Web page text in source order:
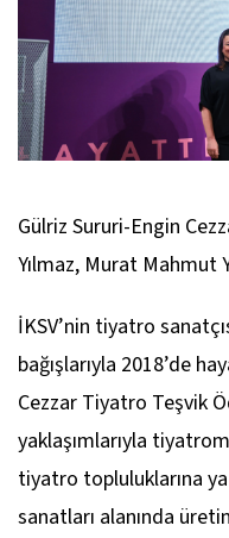
Gülriz Sururi-Engin
Yılmaz, Murat Mahmut
İKSV’nin tiyatro
bağışlarıyla 2018’de
Cezzar Tiyatro Teşvik
yaklaşımlarıyla
tiyatro topluluklarına
sanatları alanında